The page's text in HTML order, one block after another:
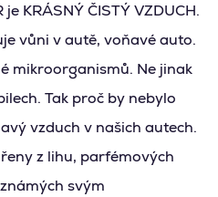
KRÁSNÝ ČISTÝ VZDUCH.
vůni v autě, voňavé auto.
mikroorganismů. Ne jinak
Tak proč by nebylo
vzduch v našich autech.
z lihu, parfémových
svým